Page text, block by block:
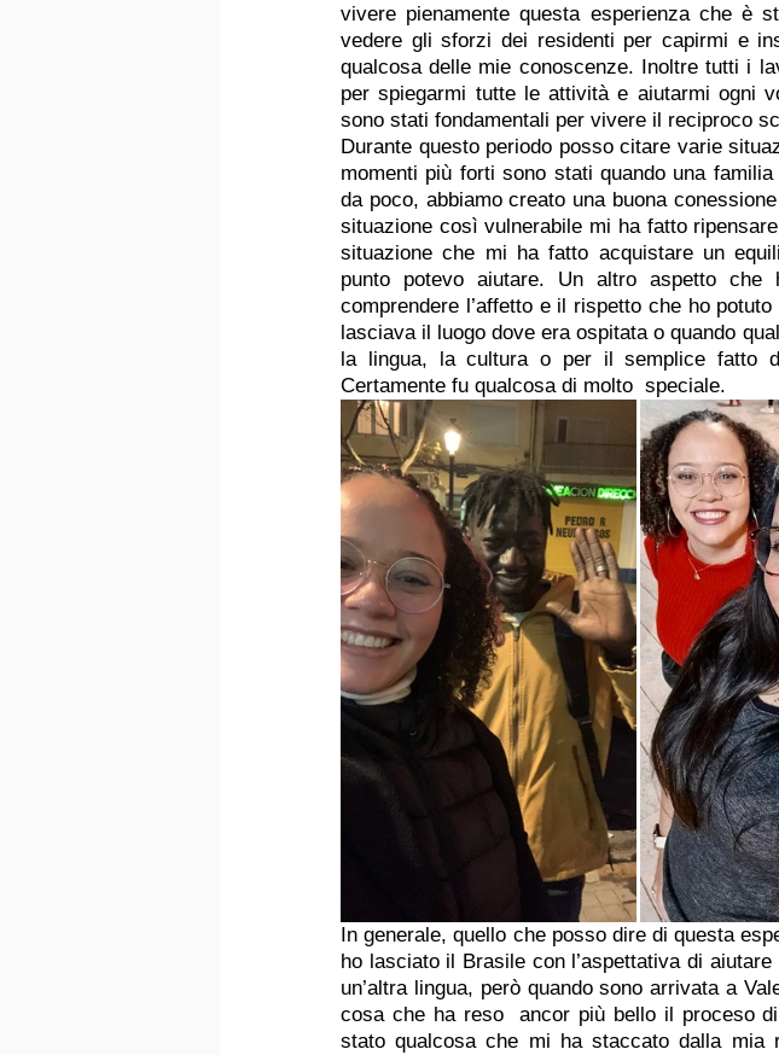
vivere pienamente questa esperienza che è
vedere gli sforzi dei residenti per capirmi e
qualcosa delle mie conoscenze. Inoltre tutti i
per spiegarmi tutte le attività e aiutarmi ogni
sono stati fondamentali per vivere il reciproco
Durante questo periodo posso citare varie
momenti più forti sono stati quando una
da poco, abbiamo creato una buona
situazione così vulnerabile mi ha fatto
situazione che mi ha fatto acquistare un
punto potevo aiutare. Un altro aspetto
comprendere l’affetto e il rispetto che ho
lasciava il luogo dove era ospitata o quando
la lingua, la cultura o per il semplice fatto
Certamente fu qualcosa di molto  speciale.
In generale, quello che posso dire di questa
ho lasciato il Brasile con l’aspettativa di
un’altra lingua, però quando sono arrivata a
cosa che ha reso  ancor più bello il proceso
stato qualcosa che mi ha staccato dalla